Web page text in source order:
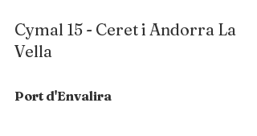
Cymal 15 - Ceret i Andorra La
Vella
Port d'Envalira